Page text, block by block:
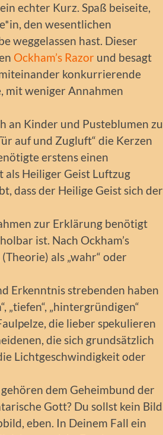
echter Kurz. Spaß beiseite,
den wesentlichen
weggelassen hast. Dieser
Ockham’s Razor und besagt
konkurrierende
mit weniger Annahmen
an Kinder und Pusteblumen zu
auf und Zugluft“ die Kerzen
erstens einen
als Heiliger Geist Luftzug
dass der Heilige Geist sich der
zur Erklärung benötigt
ist. Nach Ockham’s
als „wahr“ oder
Erkenntnis strebenden haben
„tiefen“, „hintergründigen“
die lieber spekulieren
die sich grundsätzlich
Lichtgeschwindigkeit oder
dem Geheimbund der
Gott? Du sollst kein Bild
eben. In Deinem Fall ein